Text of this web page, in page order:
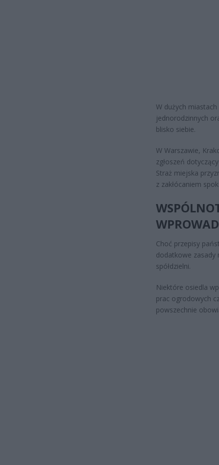
W dużych
jednorodzinnych
blisko siebie.
W Warszawie,
zgłoszeń
Straż miejska
z zakłócaniem
Choć przepisy
dodatkowe zasady
spółdzielni.
Niektóre osiedla
prac ogrodowych
powszechnie